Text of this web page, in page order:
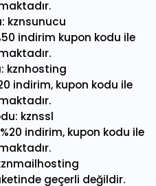
kznsunucu
indirim kupon kodu ile
kznhosting
indirim, kupon kodu ile
kznssl
indirim, kupon kodu ile
geçerli değildir.